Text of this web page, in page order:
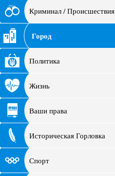
Криминал / Происшествия
Город
Политика
Жизнь
Ваши права
Историческая Горловка
Спорт